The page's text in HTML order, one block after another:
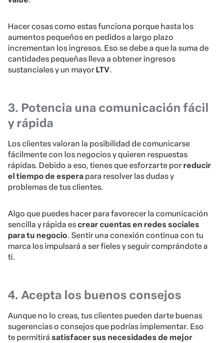
Hacer cosas como estas funciona porque hasta los
aumentos pequeños en pedidos a largo plazo
incrementan los ingresos. Eso se debe a que la suma de
cantidades pequeñas lleva a obtener ingresos
sustanciales y un mayor LTV.
3. Potencia una comunicación fácil
y rápida
Los clientes valoran la posibilidad de comunicarse
fácilmente con los negocios y quieren respuestas
rápidas. Debido a eso, tienes que esforzarte por reducir
el tiempo de espera para resolver las dudas y
problemas de tus clientes.
Algo que puedes hacer para favorecer la comunicación
sencilla y rápida escrear cuentas en redes sociales
para tu negocio. Sentir una conexión continua con tu
marca los impulsará a ser fieles y seguir comprándote a
ti.
4. Acepta los buenos consejos
Aunque no lo creas, tus clientes pueden darte buenas
sugerencias o consejos que podrías implementar. Eso
te permitirá satisfacer sus necesidades de mejor